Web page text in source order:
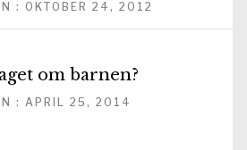
: OKTOBER 24, 2012
om barnen?
: APRIL 25, 2014